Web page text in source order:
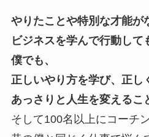
やりたことや特別な才能が
ビジネスを学んで行動して
僕でも、
正しいやり方を学び、正し
あっさりと人生を変えるこ
そして100名以上にコーチ